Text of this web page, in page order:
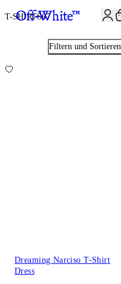
T-SHIRTS67
Filtern und Sortieren
Dreaming Narciso T-Shirt
Dress